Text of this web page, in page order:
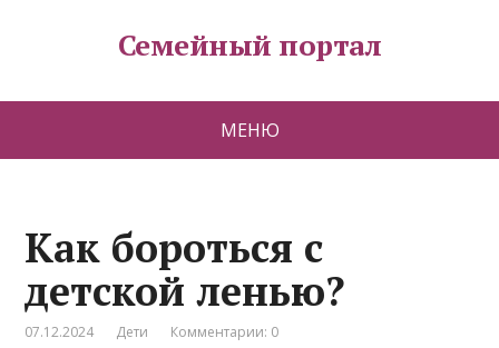
Семейный портал
МЕНЮ
Как бороться с
детской ленью?
07.12.2024 Дети Комментарии: 0